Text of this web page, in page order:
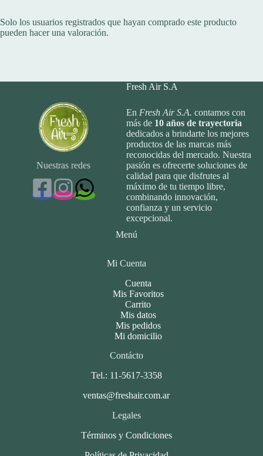
Solo los usuarios registrados que hayan comprado este producto
pueden hacer una valoración.
Nuestras redes
Fresh Air S.A
En Fresh Air S.A. contamos con
más de 10 años de trayectoria
dedicados a brindarte los mejores
productos de las marcas más
reconocidas del mercado. Nuestra
pasión es ofrecerte soluciones de
calidad para que disfrutes al
máximo de tu tiempo libre,
combinando innovación,
confianza y un servicio
excepcional.
Menú
Mi Cuenta
Cuenta
Mis Favoritos
Carrito
Mis datos
Mis pedidos
Mi domicilio
Contácto
Tel.: 11-5617-3358
ventas@freshair.com.ar
Legales
Términos y Condiciones